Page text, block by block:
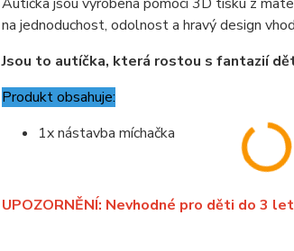
na jednoduchost, odolnost a hravý design
Jsou to autíčka, která rostou s fantazií
Produkt obsahuje:
1x nástavba míchačka
UPOZORNĚNÍ: Nevhodné pro děti do 3